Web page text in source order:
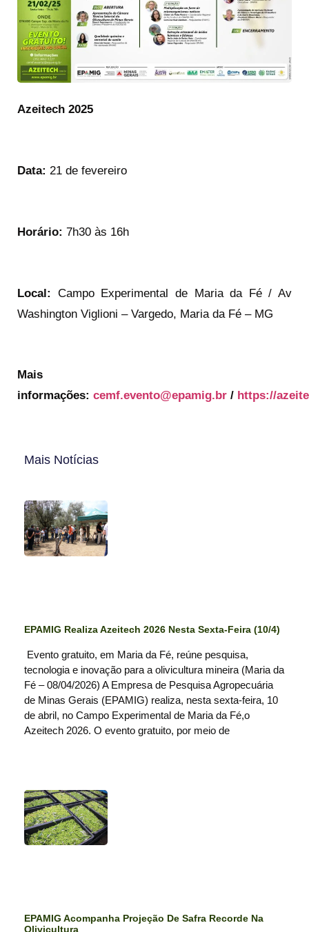
Azeitech 2025
Data: 21 de fevereiro
Horário: 7h30 às 16h
Local: Campo Experimental de Maria da Fé / Av
Washington Viglioni – Vargedo, Maria da Fé – MG
Mais
informações: cemf.evento@epamig.br / https://
Mais Notícias
EPAMIG Realiza Azeitech 2026 Nesta Sexta-Feira (10/4)
Evento gratuito, em Maria da Fé, reúne pesquisa,
tecnologia e inovação para a olivicultura mineira (Maria da
Fé – 08/04/2026) A Empresa de Pesquisa Agropecuária
de Minas Gerais (EPAMIG) realiza, nesta sexta-feira, 10
de abril, no Campo Experimental de Maria da Fé,o
Azeitech 2026. O evento gratuito, por meio de
EPAMIG Acompanha Projeção De Safra Recorde Na
Olivicultura